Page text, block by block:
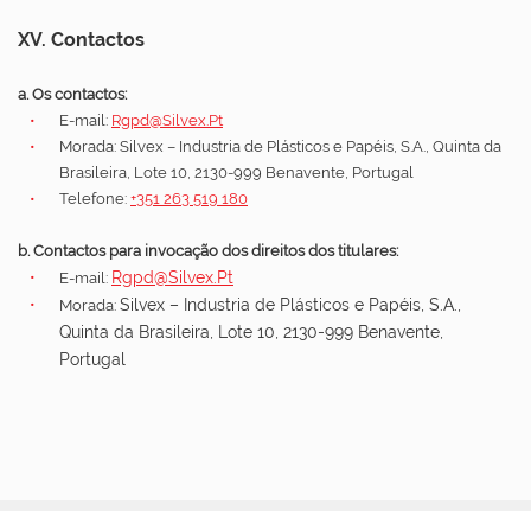
XV. Contactos
a. Os contactos:
E-mail: Rgpd@silvex.pt
Morada: Silvex – Industria de Plásticos e Papéis, S.A., Quinta da
Brasileira, Lote 10, 2130-999 Benavente, Portugal
Telefone: +351 263 519 180
b. Contactos para invocação dos direitos dos titulares:
E-mail: Rgpd@silvex.pt
Morada: Silvex – Industria de Plásticos e Papéis, S.A.,
Quinta da Brasileira, Lote 10, 2130-999 Benavente,
Portugal